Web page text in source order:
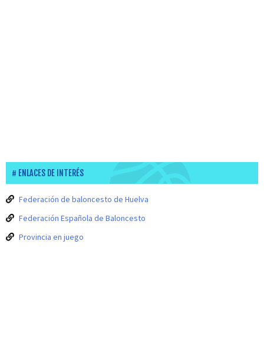
ENLACES DE INTERÉS
Federación de baloncesto de Huelva
Federación Española de Baloncesto
Provincia en juego